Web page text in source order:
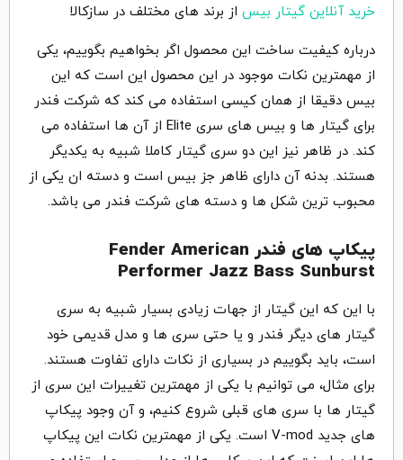
خرید آنلاین گیتار بیس از برند های مختلف در سازکالا
درباره کیفیت ساخت این محصول اگر بخواهیم بگوییم، یکی
از مهمترین نکات موجود در این محصول این است که این
بیس دقیقا از همان کیسی استفاده می کند که شرکت فندر
برای گیتار ها و بیس های سری Elite از آن ها استفاده می
کند. در ظاهر نیز این دو سری گیتار کاملا شبیه به یکدیگر
هستند. بدنه آن دارای ظاهر جز بیس است و دسته ان یکی از
محبوب ترین شکل ها و دسته های شرکت فندر می باشد.
پیکاپ های فندر Fender American
Performer Jazz Bass Sunburst
با این که این گیتار از جهات زیادی بسیار شبیه به سری
گیتار های دیگر فندر و یا حتی سری ها و مدل قدیمی خود
است، باید بگوییم در بسیاری از نکات دارای تفاوت هستند.
برای مثال، می توانیم با یکی از مهمترین تغییرات این سری از
گیتار ها با سری های قبلی شروع کنیم، و آن وجود پیکاپ
های جدید V-mod است. یکی از مهمترین نکات این پیکاپ